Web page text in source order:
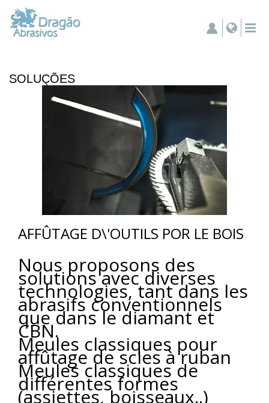
SOLUÇÕES
AFFÛTAGE D\'OUTILS POR LE BOIS
Nous proposons des
solutions avec diverses
technologies, tant dans les
abrasifs conventionnels
que dans le diamant et
CBN.
Meules classiques pour
affûtage de scies à ruban
Meules classiques de
différentes formes
(assiettes, boisseaux..)